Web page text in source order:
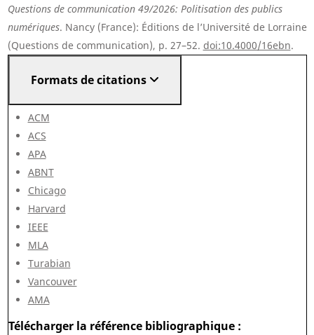
Questions de communication 49/2026: Politisation des publics
numériques. Nancy (France): Éditions de l’Université de Lorraine
(Questions de communication), p. 27–52. doi:10.4000/16ebn.
Formats de citations
ACM
ACS
APA
ABNT
Chicago
Harvard
IEEE
MLA
Turabian
Vancouver
AMA
Télécharger la référence bibliographique